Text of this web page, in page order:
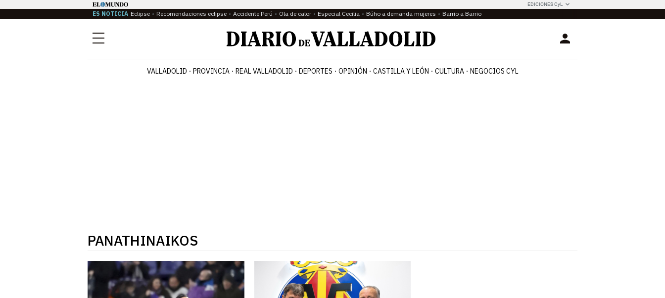
EDICIONES CyL
ES NOTICIA Eclipse Recomendaciones eclipse Accidente Perú Ola de calor Especial Cecilia Búho a demanda mujeres Barrio a Barrio
Menú Login
VALLADOLID PROVINCIA REAL VALLADOLID DEPORTES OPINIÓN CASTILLA Y LEÓN CULTURA NEGOCIOS CYL
PANATHINAIKOS